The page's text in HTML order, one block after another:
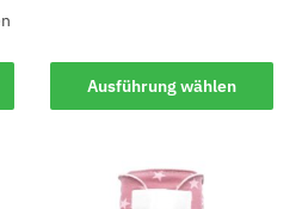
Ausführung wählen